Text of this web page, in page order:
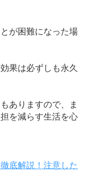
が困難になった場
果は必ずしも永久
ありますので、ま
を減らす生活を心
底解説！注意した